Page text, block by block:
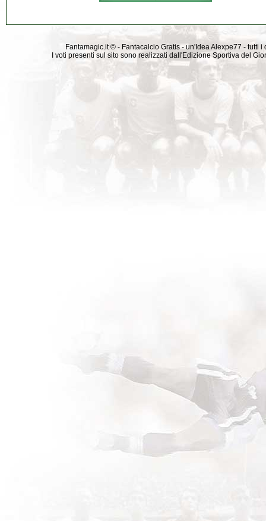
Fantamagic.it © - Fantacalcio Gratis - un'Idea Alexpe77 -
I voti presenti sul sito sono realizzati dall'Edizione Sportiva del